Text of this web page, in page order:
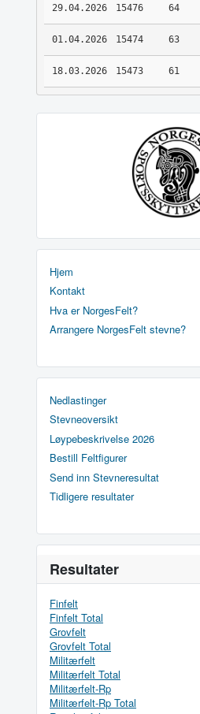
29.04.2026 15476 64
01.04.2026 15474 63
18.03.2026 15473 61
Hjem
Kontakt
Hva er NorgesFelt?
Arrangere NorgesFelt stevne?
Nedlastinger
Stevneoversikt
Løypebeskrivelse 2026
Bestill Feltfigurer
Send inn Stevneresultat
Tidligere resultater
Resultater
Finfelt
Finfelt Total
Grovfelt
Grovfelt Total
Militærfelt
Militærfelt Total
Militærfelt-Rp
Militærfelt-Rp Total